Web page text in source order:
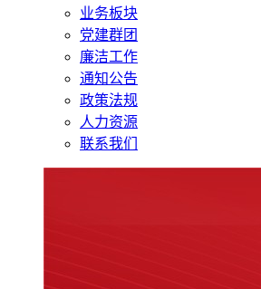
业务板块
党建群团
廉洁工作
通知公告
政策法规
人力资源
联系我们